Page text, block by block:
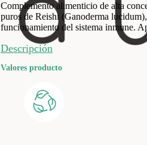
Complemento alimenticio de alta
puros de Reishi (Ganoderma
funcionamiento del sistema inmune.
Descripción
Valores producto